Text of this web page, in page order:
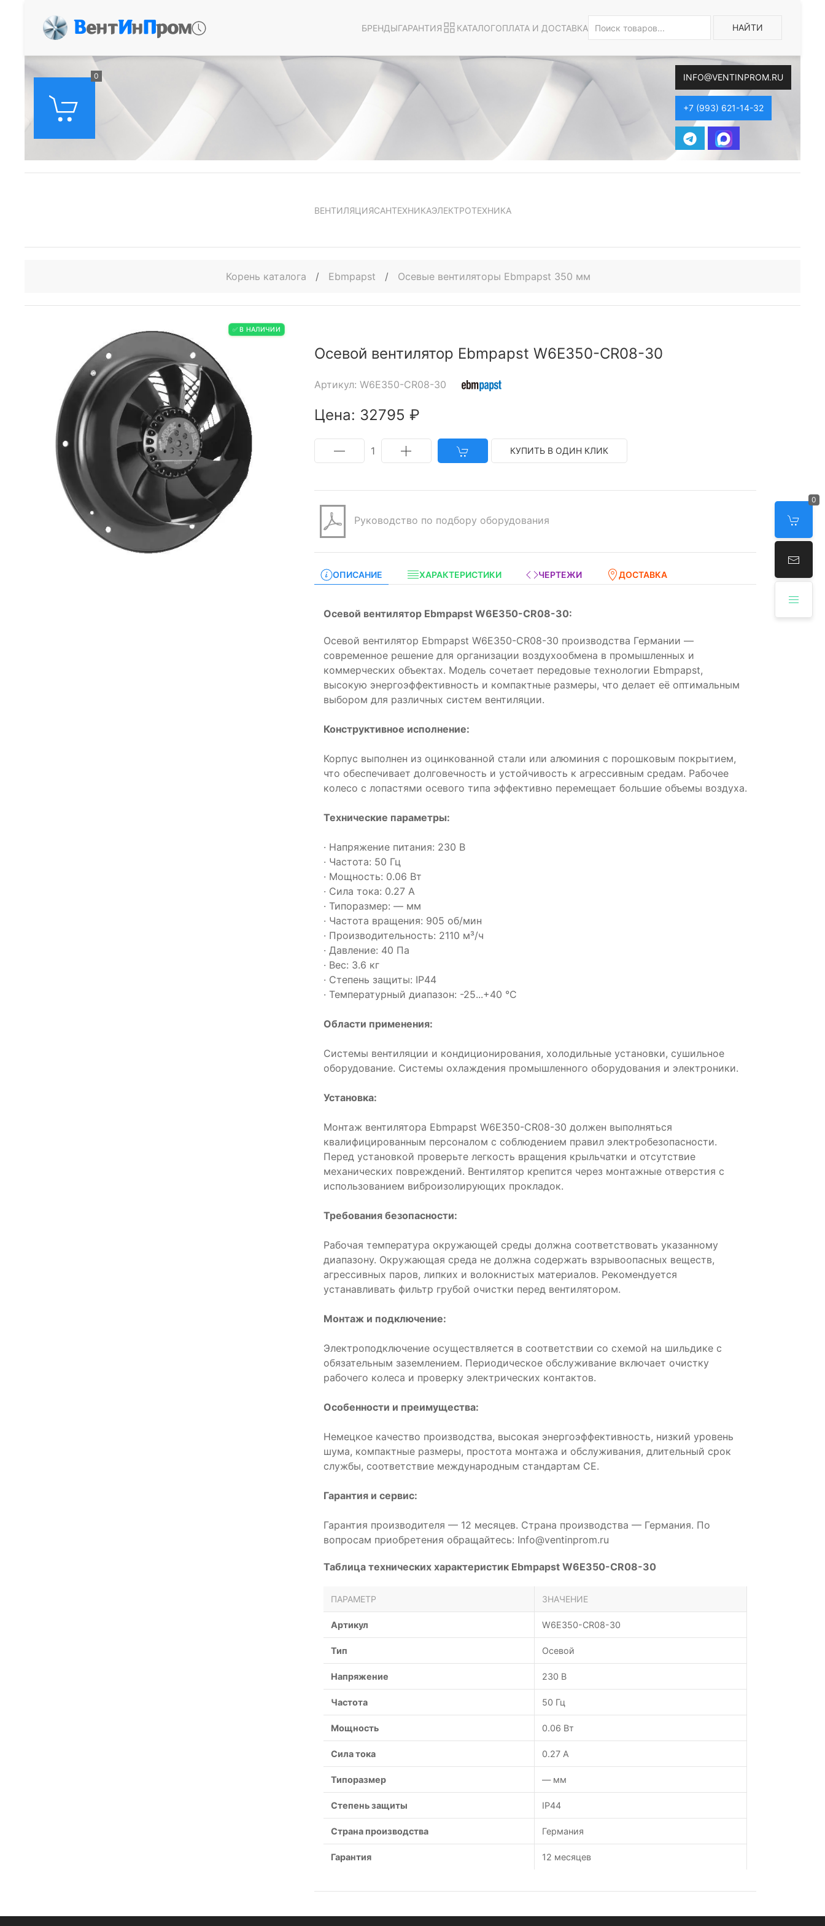
ВентИнПром БРЕНДЫГАРАНТИЯ КАТАЛОГОПЛАТА И ДОСТАВКА НАЙТИ
0 INFO@VENTINPROM.RU
+7 (993) 621-14-32
0
ВЕНТИЛЯЦИЯСАНТЕХНИКАЭЛЕКТРОТЕХНИКА
Корень каталога / Ebmpapst / Осевые вентиляторы Ebmpapst 350 мм
✅ В НАЛИЧИИ
Осевой вентилятор Ebmpapst W6E350-CR08-30
Артикул: W6E350-CR08-30
Цена: 32795 ₽
1 КУПИТЬ В ОДИН КЛИК
Руководство по подбору оборудования
ОПИСАНИЕ ХАРАКТЕРИСТИКИ ЧЕРТЕЖИ ДОСТАВКА
Осевой вентилятор Ebmpapst W6E350-CR08-30:
Осевой вентилятор Ebmpapst W6E350-CR08-30 производства Германии —
современное решение для организации воздухообмена в промышленных и
коммерческих объектах. Модель сочетает передовые технологии Ebmpapst,
высокую энергоэффективность и компактные размеры, что делает её оптимальным
выбором для различных систем вентиляции.
Конструктивное исполнение:
Корпус выполнен из оцинкованной стали или алюминия с порошковым покрытием,
что обеспечивает долговечность и устойчивость к агрессивным средам. Рабочее
колесо с лопастями осевого типа эффективно перемещает большие объемы воздуха.
Технические параметры:
· Напряжение питания: 230 В
· Частота: 50 Гц
· Мощность: 0.06 Вт
· Сила тока: 0.27 А
· Типоразмер: — мм
· Частота вращения: 905 об/мин
· Производительность: 2110 м³/ч
· Давление: 40 Па
· Вес: 3.6 кг
· Степень защиты: IP44
· Температурный диапазон: -25...+40 °C
Области применения:
Системы вентиляции и кондиционирования, холодильные установки, сушильное
оборудование. Системы охлаждения промышленного оборудования и электроники.
Установка:
Монтаж вентилятора Ebmpapst W6E350-CR08-30 должен выполняться
квалифицированным персоналом с соблюдением правил электробезопасности.
Перед установкой проверьте легкость вращения крыльчатки и отсутствие
механических повреждений. Вентилятор крепится через монтажные отверстия с
использованием виброизолирующих прокладок.
Требования безопасности:
Рабочая температура окружающей среды должна соответствовать указанному
диапазону. Окружающая среда не должна содержать взрывоопасных веществ,
агрессивных паров, липких и волокнистых материалов. Рекомендуется
устанавливать фильтр грубой очистки перед вентилятором.
Монтаж и подключение:
Электроподключение осуществляется в соответствии со схемой на шильдике с
обязательным заземлением. Периодическое обслуживание включает очистку
рабочего колеса и проверку электрических контактов.
Особенности и преимущества:
Немецкое качество производства, высокая энергоэффективность, низкий уровень
шума, компактные размеры, простота монтажа и обслуживания, длительный срок
службы, соответствие международным стандартам CE.
Гарантия и сервис:
Гарантия производителя — 12 месяцев. Страна производства — Германия. По
вопросам приобретения обращайтесь: Info@ventinprom.ru
Таблица технических характеристик Ebmpapst W6E350-CR08-30
ПАРАМЕТР ЗНАЧЕНИЕ
Артикул W6E350-CR08-30
Тип Осевой
Напряжение 230 В
Частота 50 Гц
Мощность 0.06 Вт
Сила тока 0.27 А
Типоразмер — мм
Степень защиты IP44
Страна производства Германия
Гарантия 12 месяцев